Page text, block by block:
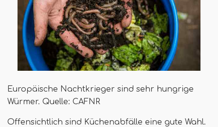
Europäische Nachtkrieger sind sehr hungrige
Würmer. Quelle: CAFNR
Offensichtlich sind Küchenabfälle eine gute Wahl.